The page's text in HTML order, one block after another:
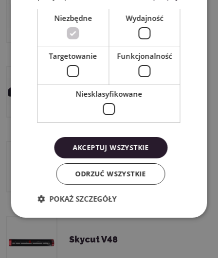
Skycut CX16
Skycut CX24
Skycut D24
Skycut V48
Niezbędne Wydajność
Targetowanie Funkcjonalność
Niesklasyfikowane
AKCEPTUJ WSZYSTKIE
ODRZUĆ WSZYSTKIE
POKAŻ SZCZEGÓŁY